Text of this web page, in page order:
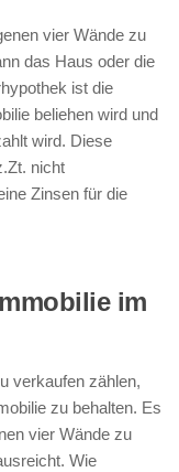
vier Wände zu
das Haus oder die
ist die
beliehen wird und
wird. Diese
nicht
Zinsen für die
im
verkaufen zählen,
zu behalten. Es
vier Wände zu
Wie